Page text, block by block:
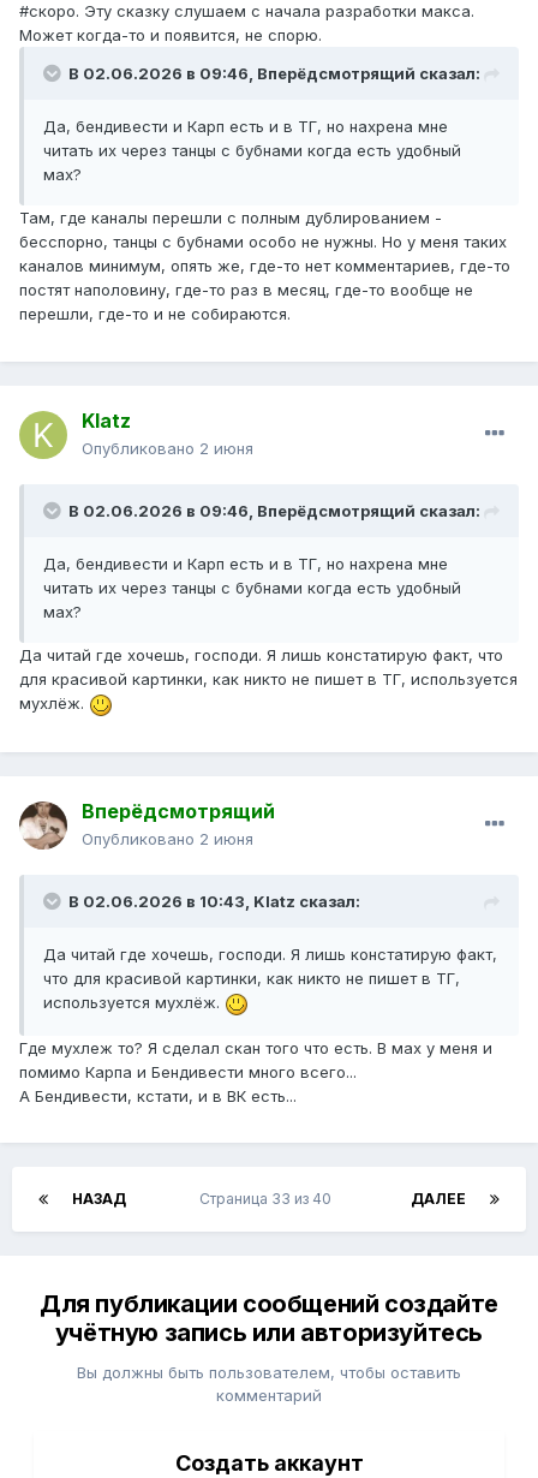
#скоро. Эту сказку слушаем с начала разработки макса.
Может когда-то и появится, не спорю.
В 02.06.2026 в 09:46, Вперёдсмотрящий сказал:
Да, бендивести и Карп есть и в ТГ, но нахрена мне
читать их через танцы с бубнами когда есть удобный
мах?
Там, где каналы перешли с полным дублированием -
бесспорно, танцы с бубнами особо не нужны. Но у меня таких
каналов минимум, опять же, где-то нет комментариев, где-то
постят наполовину, где-то раз в месяц, где-то вообще не
перешли, где-то и не собираются.
Klatz
Опубликовано 2 июня
В 02.06.2026 в 09:46, Вперёдсмотрящий сказал:
Да, бендивести и Карп есть и в ТГ, но нахрена мне
читать их через танцы с бубнами когда есть удобный
мах?
Да читай где хочешь, господи. Я лишь констатирую факт, что
для красивой картинки, как никто не пишет в ТГ, используется
мухлёж.
Вперёдсмотрящий
Опубликовано 2 июня
В 02.06.2026 в 10:43, Klatz сказал:
Да читай где хочешь, господи. Я лишь констатирую факт,
что для красивой картинки, как никто не пишет в ТГ,
используется мухлёж.
Где мухлеж то? Я сделал скан того что есть. В мах у меня и
помимо Карпа и Бендивести много всего...
А Бендивести, кстати, и в ВК есть...
НАЗАД ДАЛЕЕ
Страница 33 из 40
Для публикации сообщений создайте
учётную запись или авторизуйтесь
Вы должны быть пользователем, чтобы оставить
комментарий
Создать аккаунт